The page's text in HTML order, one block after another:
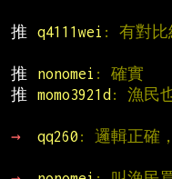
推
q4111wei : 有對比
推
nonomei : 確實
推
momo3921d : 漁民
→
qq260 : 邏輯正確